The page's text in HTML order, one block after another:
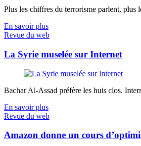
Plus les chiffres du terrorisme parlent, plus
En savoir plus
Revue du web
La Syrie muselée sur Internet
Bachar Al-Assad préfère les huis clos.
En savoir plus
Revue du web
Amazon donne un cours